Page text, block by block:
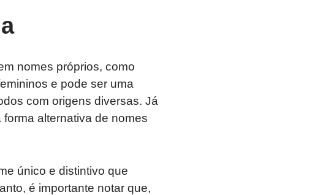
nomes próprios, como
e pode ser uma
com origens diversas. Já
forma alternativa de nomes
único e distintivo que
é importante notar que,